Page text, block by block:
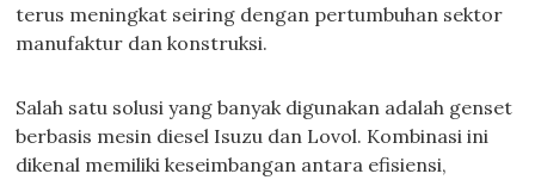
terus meningkat seiring dengan pertumbuhan sektor
manufaktur dan konstruksi.
Salah satu solusi yang banyak digunakan adalah genset
berbasis mesin diesel Isuzu dan Lovol. Kombinasi ini
dikenal memiliki keseimbangan antara efisiensi,